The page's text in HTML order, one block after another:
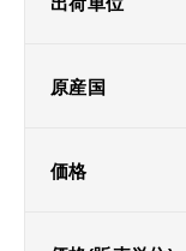
原産国
価格